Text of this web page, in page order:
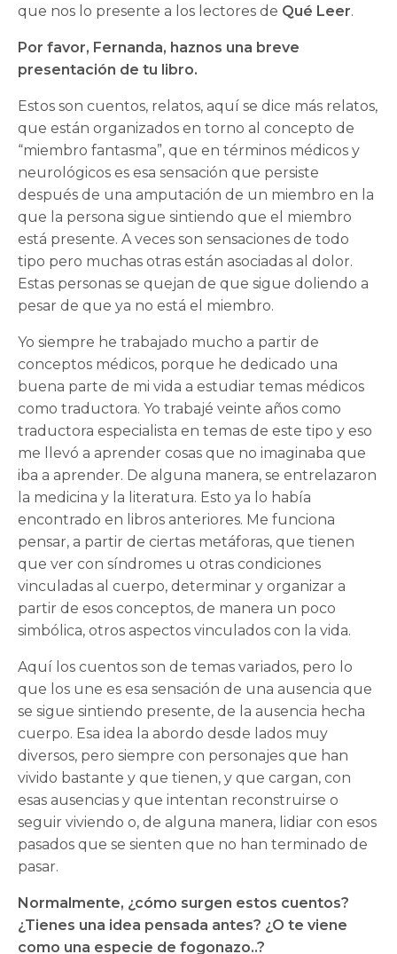
que nos lo presente a los lectores de Qué Leer.
Por favor, Fernanda, haznos una breve
presentación de tu libro.
Estos son cuentos, relatos, aquí se dice más relatos,
que están organizados en torno al concepto de
“miembro fantasma”, que en términos médicos y
neurológicos es esa sensación que persiste
después de una amputación de un miembro en la
que la persona sigue sintiendo que el miembro
está presente. A veces son sensaciones de todo
tipo pero muchas otras están asociadas al dolor.
Estas personas se quejan de que sigue doliendo a
pesar de que ya no está el miembro.
Yo siempre he trabajado mucho a partir de
conceptos médicos, porque he dedicado una
buena parte de mi vida a estudiar temas médicos
como traductora. Yo trabajé veinte años como
traductora especialista en temas de este tipo y eso
me llevó a aprender cosas que no imaginaba que
iba a aprender. De alguna manera, se entrelazaron
la medicina y la literatura. Esto ya lo había
encontrado en libros anteriores. Me funciona
pensar, a partir de ciertas metáforas, que tienen
que ver con síndromes u otras condiciones
vinculadas al cuerpo, determinar y organizar a
partir de esos conceptos, de manera un poco
simbólica, otros aspectos vinculados con la vida.
Aquí los cuentos son de temas variados, pero lo
que los une es esa sensación de una ausencia que
se sigue sintiendo presente, de la ausencia hecha
cuerpo. Esa idea la abordo desde lados muy
diversos, pero siempre con personajes que han
vivido bastante y que tienen, y que cargan, con
esas ausencias y que intentan reconstruirse o
seguir viviendo o, de alguna manera, lidiar con esos
pasados que se sienten que no han terminado de
pasar.
Normalmente, ¿cómo surgen estos cuentos?
¿Tienes una idea pensada antes? ¿O te viene
como una especie de fogonazo..?